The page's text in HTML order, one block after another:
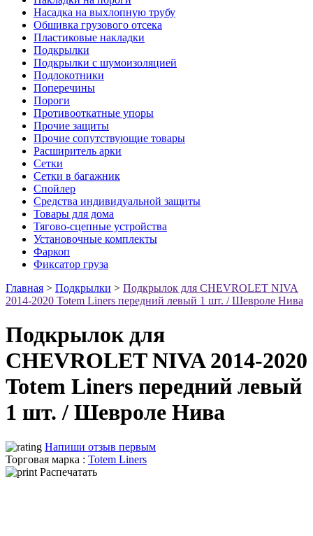
Насадка на выхлопную трубу
Обшивка грузового отсека
Пластиковые накладки
Подкрылки
Подкрылки с шумоизоляцией
Подлокотники
Поперечины
Пороги
Противооткатные упоры
Прочие защиты
Прочие сопутствующие товары
Расширитель арки
Сетки
Сетки в багажник
Спойлер
Средства индивидуальной защиты
Товары для дома
Тягово-сцепные устройства
Установочные комплекты
Фаркоп
Фиксатор груза
Главная > Подкрылки > Подкрылок для CHEVROLET NIVA
2014-2020 Totem Liners передний левый 1 шт. / Шевроле Нива
Подкрылок для
CHEVROLET NIVA 2014-2020
Totem Liners передний левый
1 шт. / Шевроле Нива
Напиши отзыв первым
Торговая марка : Totem Liners
Распечатать